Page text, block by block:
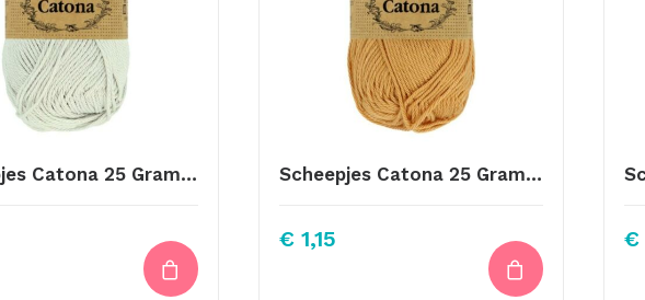
Scheepjes Catona 25 Gram Kleur 172 Scheepjes Catona 25 Gram Kleur 179
€ 1,15 €